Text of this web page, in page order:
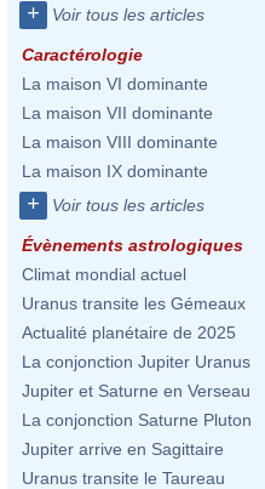
+ Voir tous les articles
Caractérologie
La maison VI dominante
La maison VII dominante
La maison VIII dominante
La maison IX dominante
+ Voir tous les articles
Évènements astrologiques
Climat mondial actuel
Uranus transite les Gémeaux
Actualité planétaire de 2025
La conjonction Jupiter Uranus
Jupiter et Saturne en Verseau
La conjonction Saturne Pluton
Jupiter arrive en Sagittaire
Uranus transite le Taureau